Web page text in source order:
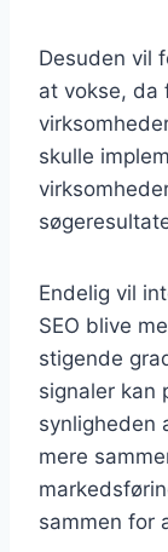
Desuden vil
at vokse, da
skulle
Endelig vil
SEO blive
stigende
signaler kan
synligheden
mere
sammen for